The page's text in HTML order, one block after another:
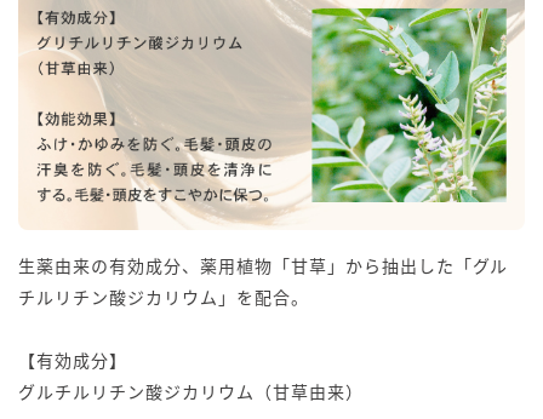
生薬由来の有効成分、薬用植物「甘草」から抽出した「グル
チルリチン酸ジカリウム」を配合。
【有効成分】
グルチルリチン酸ジカリウム（甘草由来）